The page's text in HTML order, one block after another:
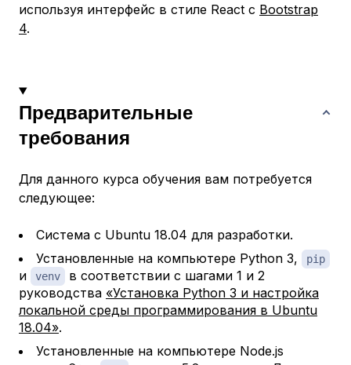
используя интерфейс в стиле React с Bootstrap
4.
Предварительные
требования
Для данного курса обучения вам потребуется
следующее:
Система с Ubuntu 18.04 для разработки.
Установленные на компьютере Python 3,
pip
и venv
в соответствии с шагами 1 и 2
руководства «Установка Python 3 и настройка
локальной среды программирования в Ubuntu
18.04».
Установленные на компьютере Node.js